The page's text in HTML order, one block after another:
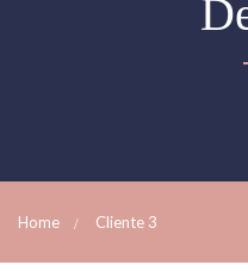
Home Cliente 3